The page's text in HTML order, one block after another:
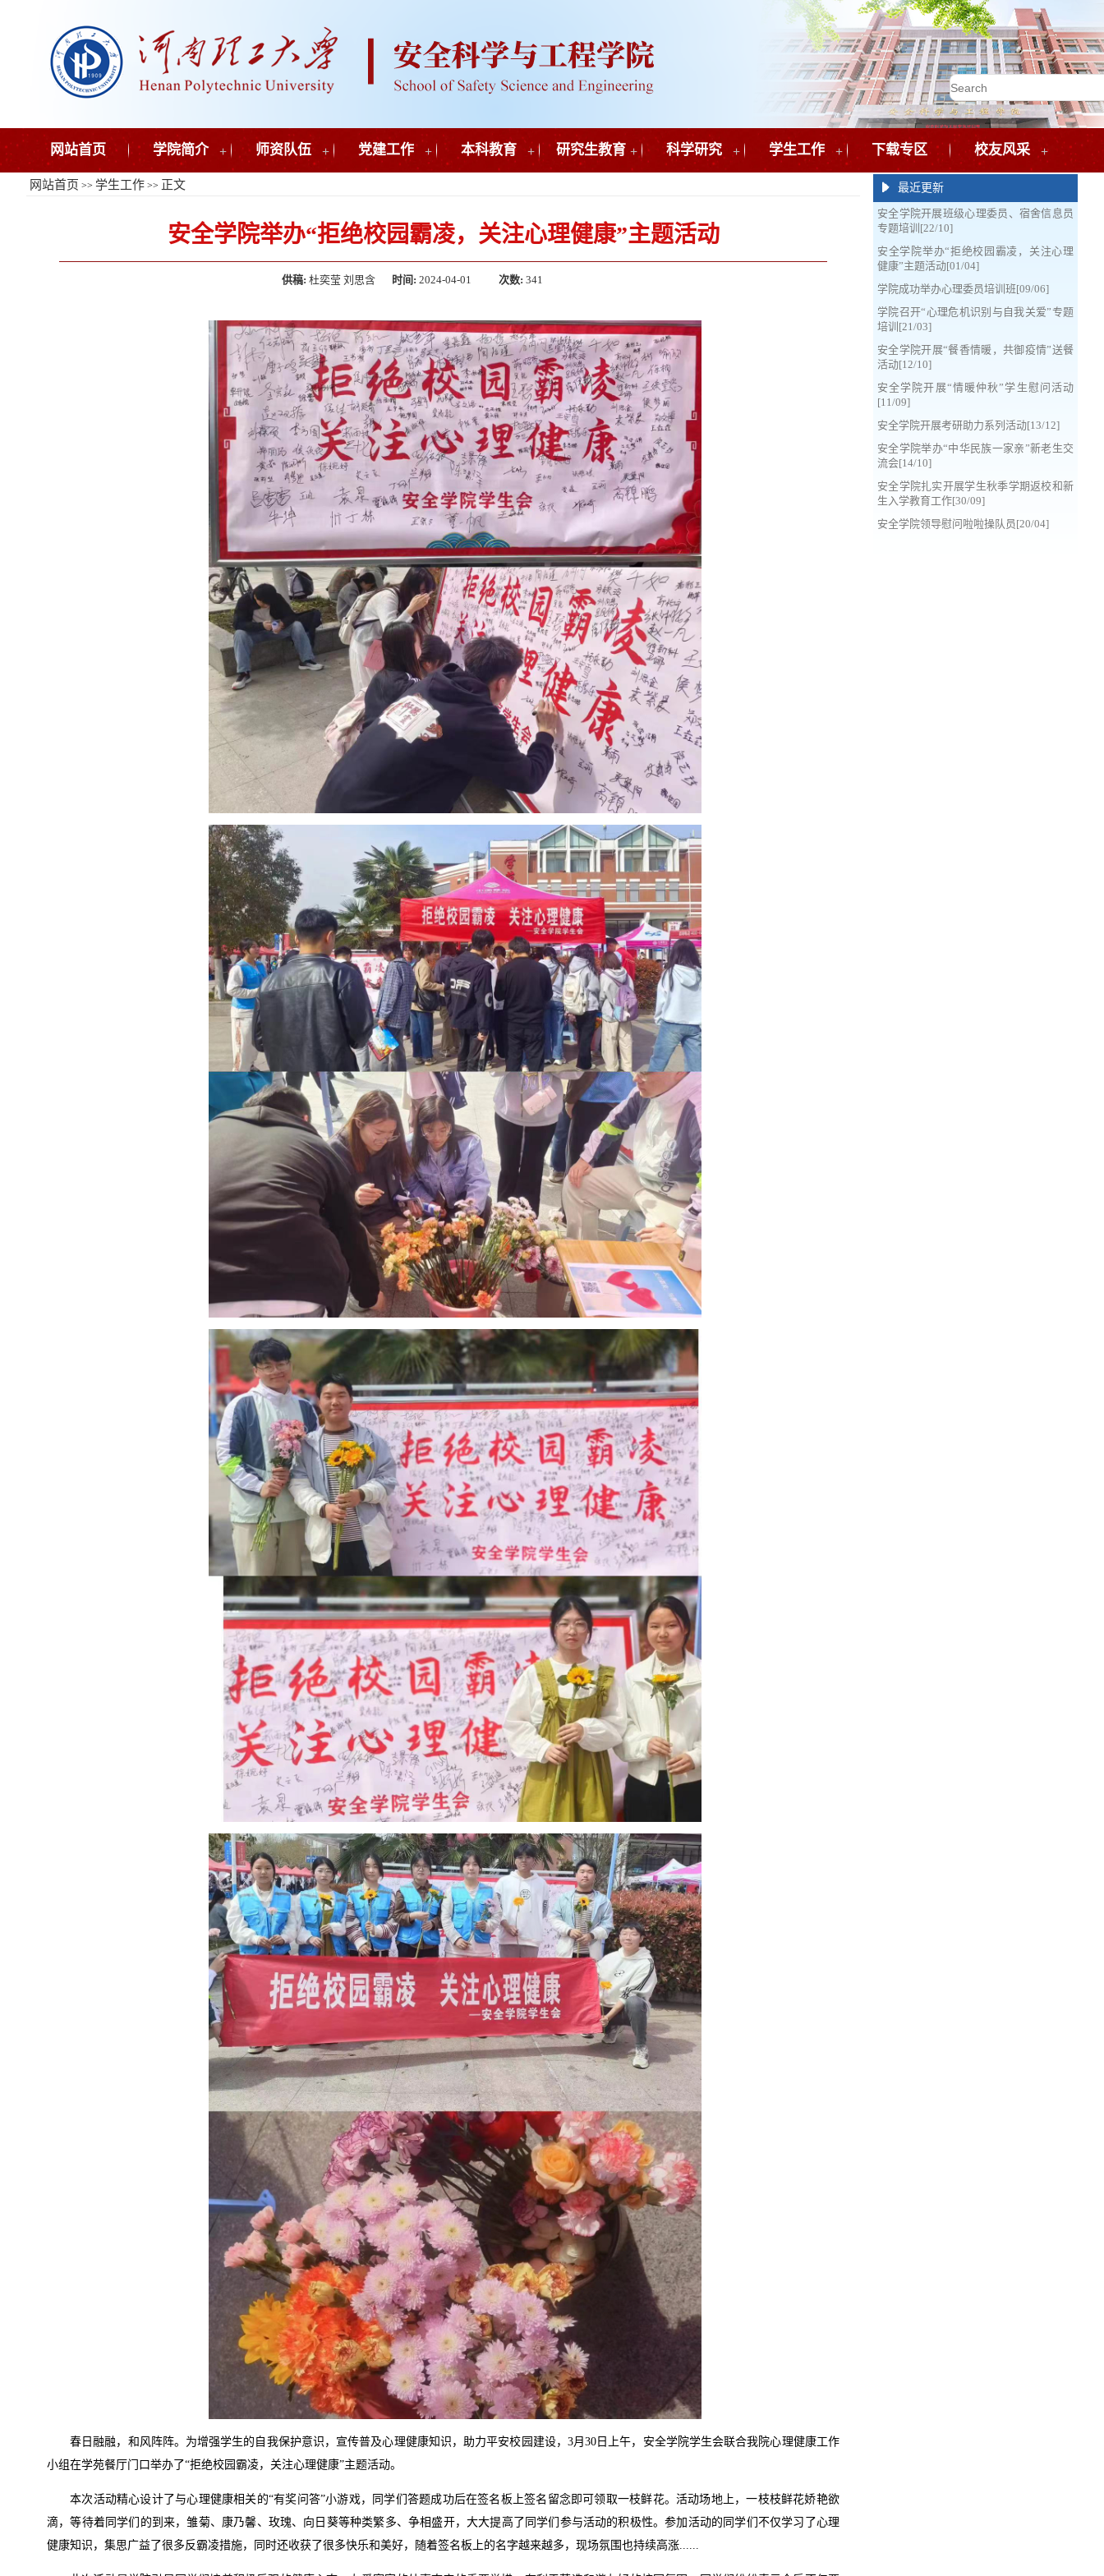
网站首页 学院简介 + 师资队伍 + 党建工作 + 本科教育 + 研究生教育 + 科学研究 + 学生工作 + 下载专区 校友风采 +
网站首页 >> 学生工作 >> 正文
安全学院举办“拒绝校园霸凌，关注心理健康”主题活动
供稿: 杜奕莹 刘思含 时间: 2024-04-01 次数: 341
春日融融，和风阵阵。为增强学生的自我保护意识，宣传普及心理健康知识，助力平安校园建设，3月30日上午，安全学院学生会联合我院心理健康工作
小组在学苑餐厅门口举办了“拒绝校园霸凌，关注心理健康”主题活动。
本次活动精心设计了与心理健康相关的“有奖问答”小游戏，同学们答题成功后在签名板上签名留念即可领取一枝鲜花。活动场地上，一枝枝鲜花娇艳欲
滴，等待着同学们的到来，雏菊、康乃馨、玫瑰、向日葵等种类繁多、争相盛开，大大提高了同学们参与活动的积极性。参加活动的同学们不仅学习了心理
健康知识，集思广益了很多反霸凌措施，同时还收获了很多快乐和美好，随着签名板上的名字越来越多，现场氛围也持续高涨......
最近更新
安全学院开展班级心理委员、宿舍信息员
专题培训[22/10]
安全学院举办“拒绝校园霸凌，关注心理
健康”主题活动[01/04]
学院成功举办心理委员培训班[09/06]
学院召开“心理危机识别与自我关爱”专题
培训[21/03]
安全学院开展“餐香情暖，共御疫情”送餐
活动[12/10]
安全学院开展“情暖仲秋”学生慰问活动
[11/09]
安全学院开展考研助力系列活动[13/12]
安全学院举办“中华民族一家亲”新老生交
流会[14/10]
安全学院扎实开展学生秋季学期返校和新
生入学教育工作[30/09]
安全学院领导慰问啦啦操队员[20/04]